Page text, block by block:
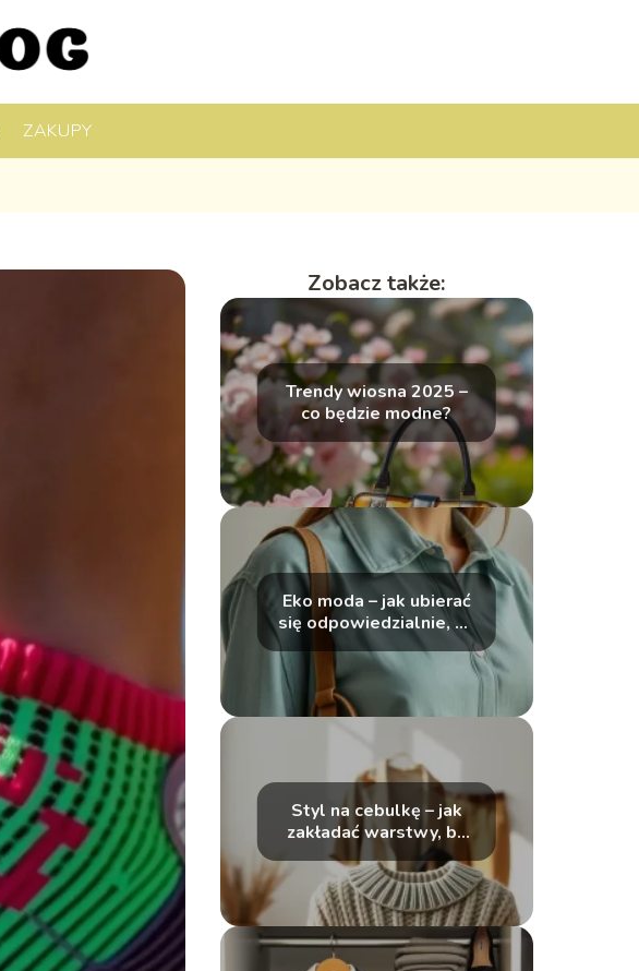
ZAKUPY
Zobacz także:
Trendy wiosna 2025 –
co będzie modne?
Eko moda – jak ubierać
się odpowiedzialnie, by
chronić planetę?
Styl na cebulkę – jak
zakładać warstwy, by
prezentować się
modnie?